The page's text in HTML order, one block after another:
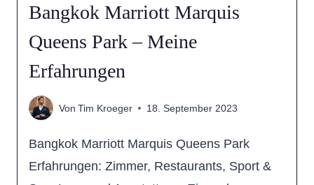
Bangkok Marriott Marquis
Queens Park – Meine
Erfahrungen
Von Tim Kroeger 18. September 2023
Bangkok Marriott Marquis Queens Park
Erfahrungen: Zimmer, Restaurants, Sport &